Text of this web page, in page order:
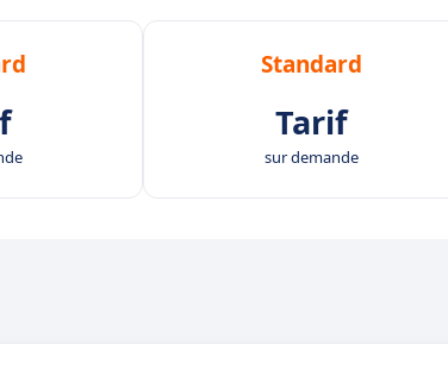
Standard
Tarif
sur demande